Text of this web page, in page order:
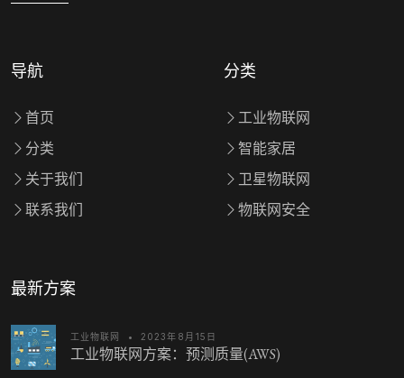
导航
首页
分类
关于我们
联系我们
分类
工业物联网
智能家居
卫星物联网
物联网安全
最新方案
工业物联网 • 2023年8月15日
工业物联网方案：预测质量(AWS)